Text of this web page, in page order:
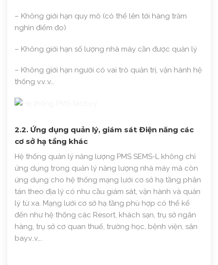
– Không giới hạn quy mô (có thể lên tới hàng trăm
nghìn điểm đo)
– Không giới hạn số lượng nhà máy cần được quản lý
– Không giới hạn người có vai trò quản trị, vận hành hệ
thống v.v..v…
2.2. Ứng dụng quản lý, giám sát Điện năng các
cơ sở hạ tầng khác
Hệ thống quản lý năng lượng PMS SEMS-L không chỉ
ứng dụng trong quản lý năng lượng nhà máy mà còn
ứng dụng cho hệ thống mạng lưới cơ sở hạ tầng phân
tán theo địa lý có nhu cầu giám sát, vận hành và quản
lý từ xa. Mạng lưới cơ sở hạ tầng phù hợp có thể kể
đến như hệ thống các Resort, khách sạn, trụ sở ngân
hàng, trụ sở cơ quan thuế, trường học, bệnh viện, sân
bay.v..v….